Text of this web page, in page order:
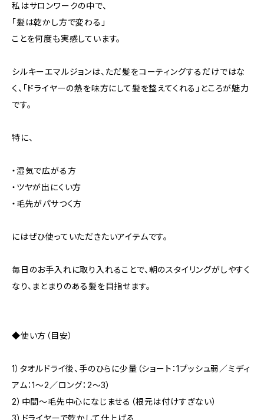
私はサロンワークの中で、
「髪は乾かし方で変わる」
ことを何度も実感しています。
シルキーエマルジョンは、ただ髪をコーティングするだけではな
く、「ドライヤーの熱を味方にして髪を整えてくれる」ところが魅力
です。
特に、
・湿気で広がる方
・ツヤが出にくい方
・毛先がパサつく方
にはぜひ使っていただきたいアイテムです。
毎日のお手入れに取り入れることで、朝のスタイリングがしやすく
なり、まとまりのある髪を目指せます。
◆使い方（目安）
1）タオルドライ後、手のひらに少量（ショート：1プッシュ弱／ミディ
アム：1〜2／ロング：2〜3）
2）中間〜毛先中心になじませる（根元は付けすぎない）
3）ドライヤーで乾かして仕上げる